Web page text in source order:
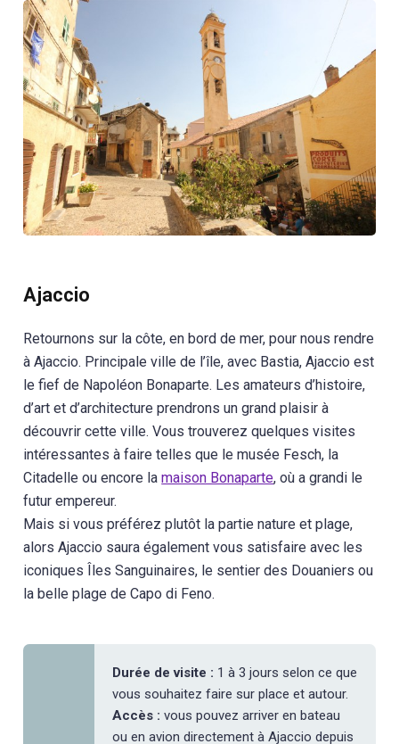
Ajaccio
Retournons sur la côte, en bord de mer, pour nous rendre
à Ajaccio. Principale ville de l’île, avec Bastia, Ajaccio est
le fief de Napoléon Bonaparte. Les amateurs d’histoire,
d’art et d’architecture prendrons un grand plaisir à
découvrir cette ville. Vous trouverez quelques visites
intéressantes à faire telles que le musée Fesch, la
Citadelle ou encore lamaison Bonaparte, où a grandi le
futur empereur.
Mais si vous préférez plutôt la partie nature et plage,
alors Ajaccio saura également vous satisfaire avec les
iconiques Îles Sanguinaires, le sentier des Douaniers ou
la belle plage de Capo di Feno.
Durée de visite : 1 à 3 jours selon ce que
vous souhaitez faire sur place et autour.
Accès : vous pouvez arriver en bateau
ou en avion directement à Ajaccio depuis